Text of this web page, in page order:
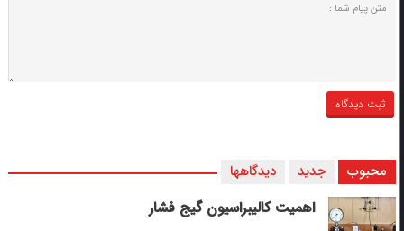
محبوب جدید دیدگاهها
اهمیت کالیبراسیون گیج فشار